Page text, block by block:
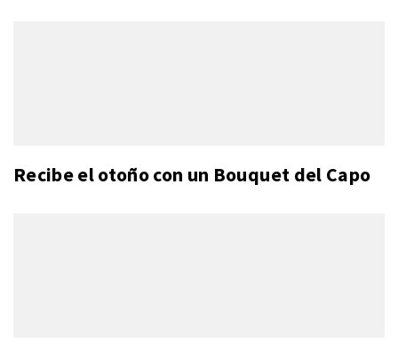
Recibe el otoño con un Bouquet del Capo